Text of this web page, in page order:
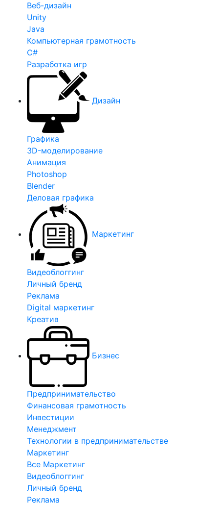
Веб-дизайн
Unity
Java
Компьютерная грамотность
C#
Разработка игр
Дизайн
Графика
3D-моделирование
Анимация
Photoshop
Blender
Деловая графика
Маркетинг
Видеоблоггинг
Личный бренд
Реклама
Digital маркетинг
Креатив
Бизнес
Предпринимательство
Финансовая грамотность
Инвестиции
Менеджмент
Технологии в предпринимательстве
Маркетинг
Все Маркетинг
Видеоблоггинг
Личный бренд
Реклама